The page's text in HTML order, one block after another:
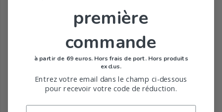
première
commande
à partir de 69 euros. Hors frais de port. Hors produits
exclus.
Entrez votre email dans le champ ci-dessous
pour recevoir votre code de réduction.